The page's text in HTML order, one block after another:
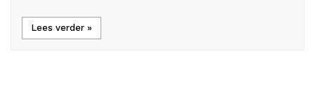
Lees verder »